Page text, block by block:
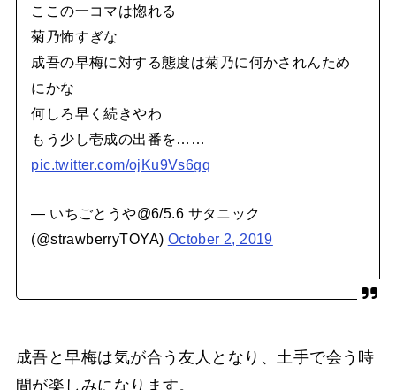
ここの一コマは惚れる
菊乃怖すぎな
成吾の早梅に対する態度は菊乃に何かされんため
にかな
何しろ早く続きやわ
もう少し壱成の出番を……
pic.twitter.com/ojKu9Vs6gq
— いちごとうや@6/5.6 サタニック
(@strawberryTOYA) October 2, 2019
成吾と早梅は気が合う友人となり、土手で会う時
間が楽しみになります。